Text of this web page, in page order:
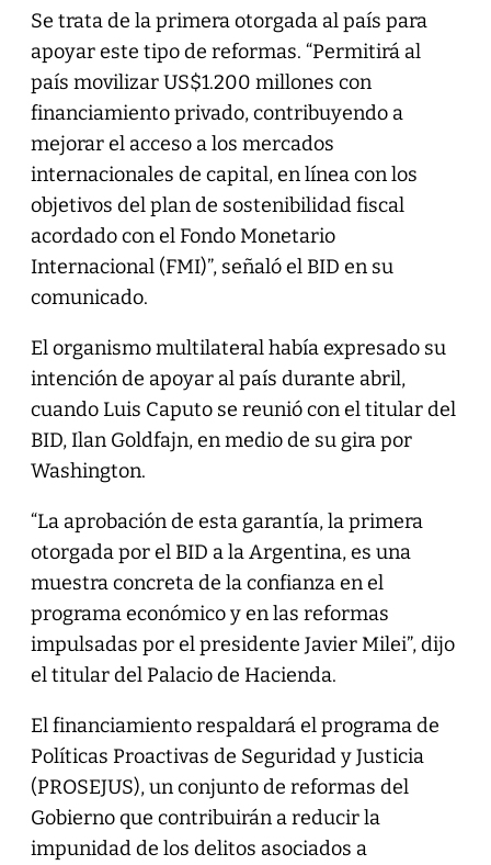
Se trata de la primera otorgada al país para
apoyar este tipo de reformas. “Permitirá al
país movilizar US$1.200 millones con
financiamiento privado, contribuyendo a
mejorar el acceso a los mercados
internacionales de capital, en línea con los
objetivos del plan de sostenibilidad fiscal
acordado con el Fondo Monetario
Internacional (FMI)”, señaló el BID en su
comunicado.
El organismo multilateral había expresado su
intención de apoyar al país durante abril,
cuando Luis Caputo se reunió con el titular del
BID, Ilan Goldfajn, en medio de su gira por
Washington.
“La aprobación de esta garantía, la primera
otorgada por el BID a la Argentina, es una
muestra concreta de la confianza en el
programa económico y en las reformas
impulsadas por el presidente Javier Milei”, dijo
el titular del Palacio de Hacienda.
El financiamiento respaldará el programa de
Políticas Proactivas de Seguridad y Justicia
(PROSEJUS), un conjunto de reformas del
Gobierno que contribuirán a reducir la
impunidad de los delitos asociados a